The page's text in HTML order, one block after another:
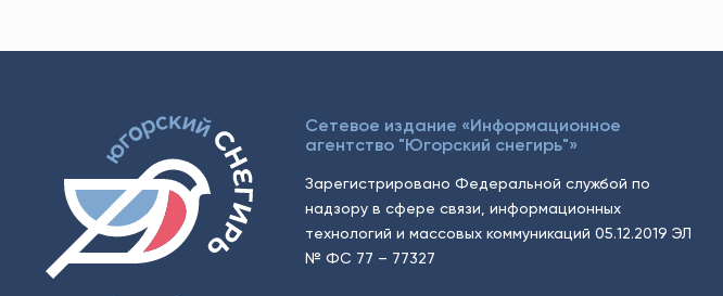
Сетевое издание «Информационное
агентство "Югорский снегирь"»
Зарегистрировано Федеральной службой по
надзору в сфере связи, информационных
технологий и массовых коммуникаций 05.12.2019 ЭЛ
№ ФС 77 – 77327